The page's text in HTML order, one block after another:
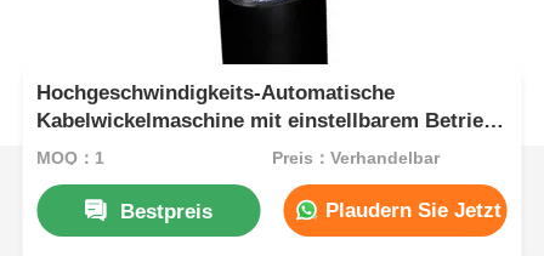
Hochgeschwindigkeits-Automatische
Kabelwickelmaschine mit einstellbarem Betrieb
für die kontinuierliche Wicklung
MOQ：1 Preis：Verhandelbar
Bestpreis Plaudern Sie Jetzt